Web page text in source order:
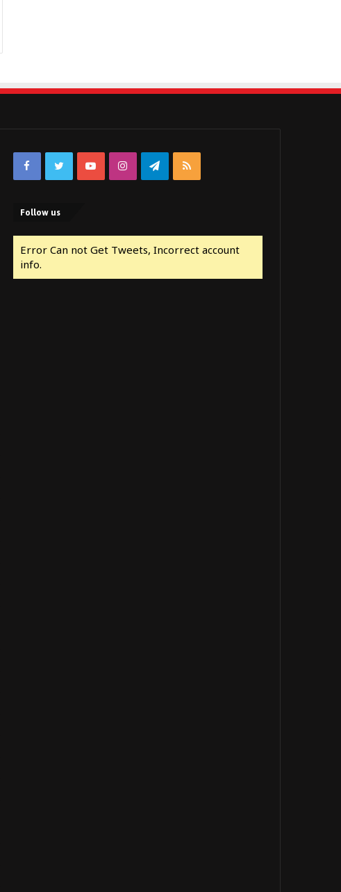
FacebookTwitterYouTubeInstagramTelegram
RSS
Follow us
Error Can not Get Tweets, Incorrect account
info.